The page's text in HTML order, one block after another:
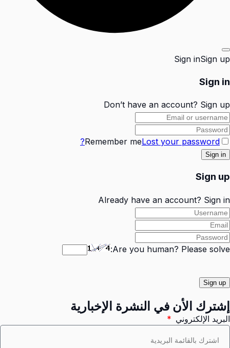
Sign inSign up
Sign in
Don’t have an account? Sign up
Remember meLost your password?
Sign up
Already have an account? Sign in
Are you human? Please solve:
إشترك الأن في النشرة الإخبارية
البريد الإلكتروني